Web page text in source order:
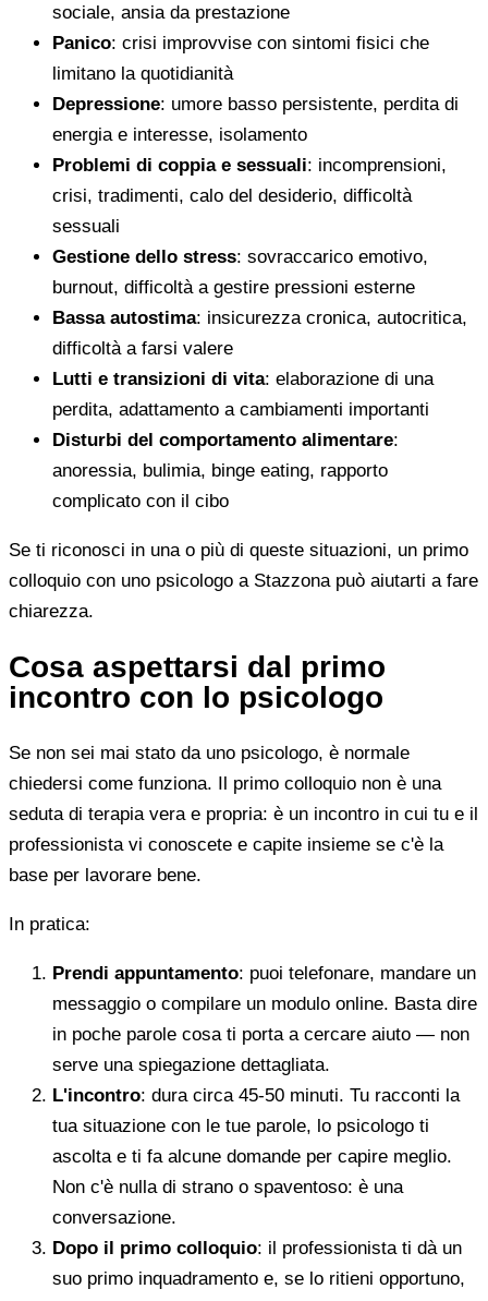
sociale, ansia da prestazione
Panico: crisi improvvise con sintomi fisici che
limitano la quotidianità
Depressione: umore basso persistente, perdita di
energia e interesse, isolamento
Problemi di coppia e sessuali: incomprensioni,
crisi, tradimenti, calo del desiderio, difficoltà
sessuali
Gestione dello stress: sovraccarico emotivo,
burnout, difficoltà a gestire pressioni esterne
Bassa autostima: insicurezza cronica, autocritica,
difficoltà a farsi valere
Lutti e transizioni di vita: elaborazione di una
perdita, adattamento a cambiamenti importanti
Disturbi del comportamento alimentare:
anoressia, bulimia, binge eating, rapporto
complicato con il cibo
Se ti riconosci in una o più di queste situazioni, un primo
colloquio con uno psicologo a Stazzona può aiutarti a fare
chiarezza.
Cosa aspettarsi dal primo
incontro con lo psicologo
Se non sei mai stato da uno psicologo, è normale
chiedersi come funziona. Il primo colloquio non è una
seduta di terapia vera e propria: è un incontro in cui tu e il
professionista vi conoscete e capite insieme se c'è la
base per lavorare bene.
In pratica:
Prendi appuntamento: puoi telefonare, mandare un
messaggio o compilare un modulo online. Basta dire
in poche parole cosa ti porta a cercare aiuto — non
serve una spiegazione dettagliata.
L'incontro: dura circa 45-50 minuti. Tu racconti la
tua situazione con le tue parole, lo psicologo ti
ascolta e ti fa alcune domande per capire meglio.
Non c'è nulla di strano o spaventoso: è una
conversazione.
Dopo il primo colloquio: il professionista ti dà un
suo primo inquadramento e, se lo ritieni opportuno,